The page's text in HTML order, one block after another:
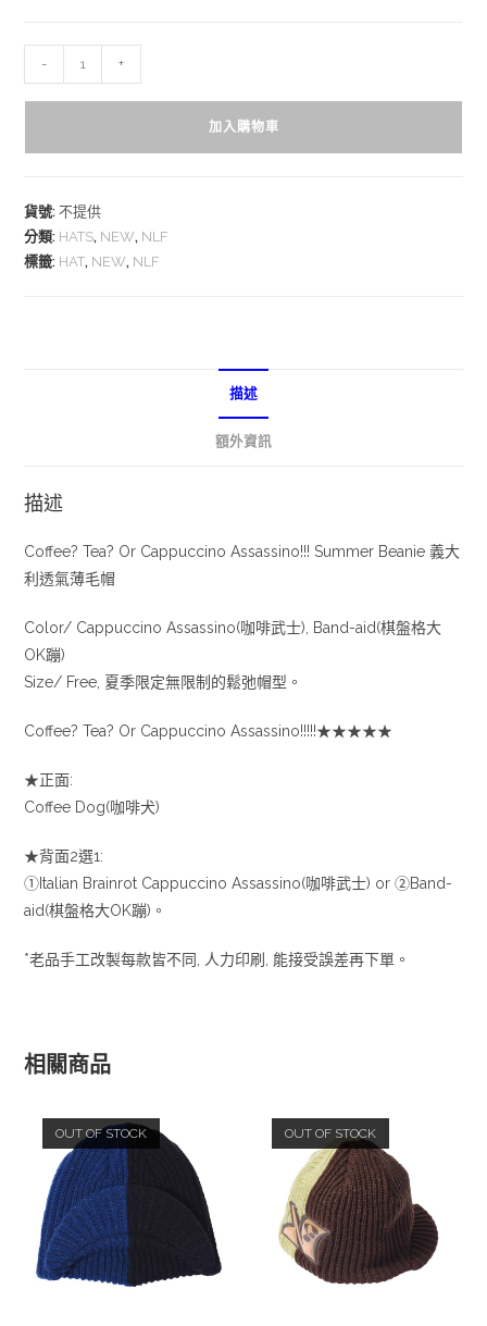
- +
加入購物車
貨號:不提供
分類: HATS, NEW, NLF
標籤: HAT, NEW, NLF
描述
額外資訊
描述
Coffee? Tea? Or Cappuccino Assassino!!! Summer Beanie 義大
利透氣薄毛帽
Color/ Cappuccino Assassino(咖啡武士), Band-aid(棋盤格大
OK蹦)
Size/ Free, 夏季限定無限制的鬆弛帽型。
Coffee? Tea? Or Cappuccino Assassino!!!!!★★★★★
★正面:
Coffee Dog(咖啡犬)
★背面2選1:
①Italian Brainrot Cappuccino Assassino(咖啡武士) or ②Band-
aid(棋盤格大OK蹦)。
*老品手工改製每款皆不同, 人力印刷, 能接受誤差再下單。
相關商品
OUT OF STOCK OUT OF STOCK